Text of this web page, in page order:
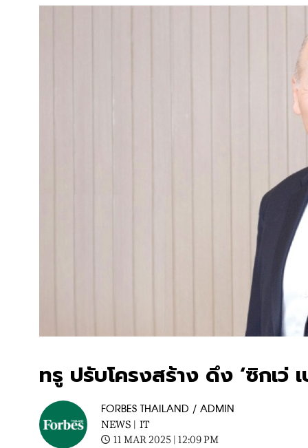
ทรู ปรับโครงสร้าง ดึง ‘ซิกเว่
FORBES THAILAND / ADMIN
NEWS | IT
11 MAR 2025 | 12:09 PM